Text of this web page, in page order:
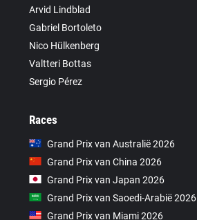
Arvid Lindblad
Gabriel Bortoleto
Nico Hülkenberg
Valtteri Bottas
Sergio Pérez
Races
Grand Prix van Australië 2026
Grand Prix van China 2026
Grand Prix van Japan 2026
Grand Prix van Saoedi-Arabië 2026
Grand Prix van Miami 2026